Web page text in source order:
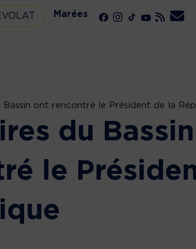
Marées
Bassin ont rencontré le Président de la
du
le